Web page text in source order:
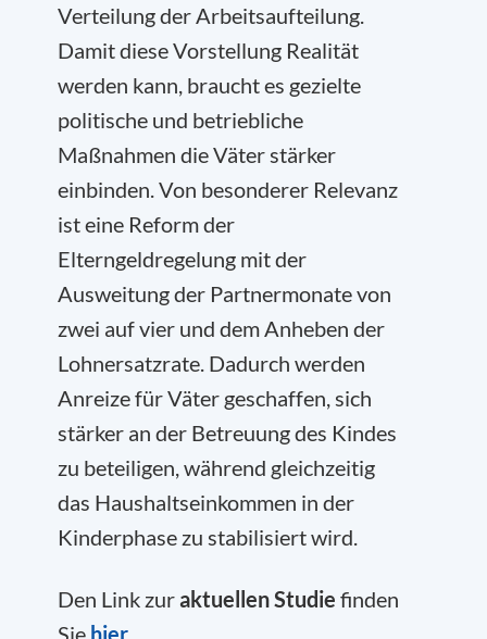
Verteilung der Arbeitsaufteilung.
Damit diese Vorstellung Realität
werden kann, braucht es gezielte
politische und betriebliche
Maßnahmen die Väter stärker
einbinden. Von besonderer Relevanz
ist eine Reform der
Elterngeldregelung mit der
Ausweitung der Partnermonate von
zwei auf vier und dem Anheben der
Lohnersatzrate. Dadurch werden
Anreize für Väter geschaffen, sich
stärker an der Betreuung des Kindes
zu beteiligen, während gleichzeitig
das Haushaltseinkommen in der
Kinderphase zu stabilisiert wird.
Den Link zuraktuellen Studie finden